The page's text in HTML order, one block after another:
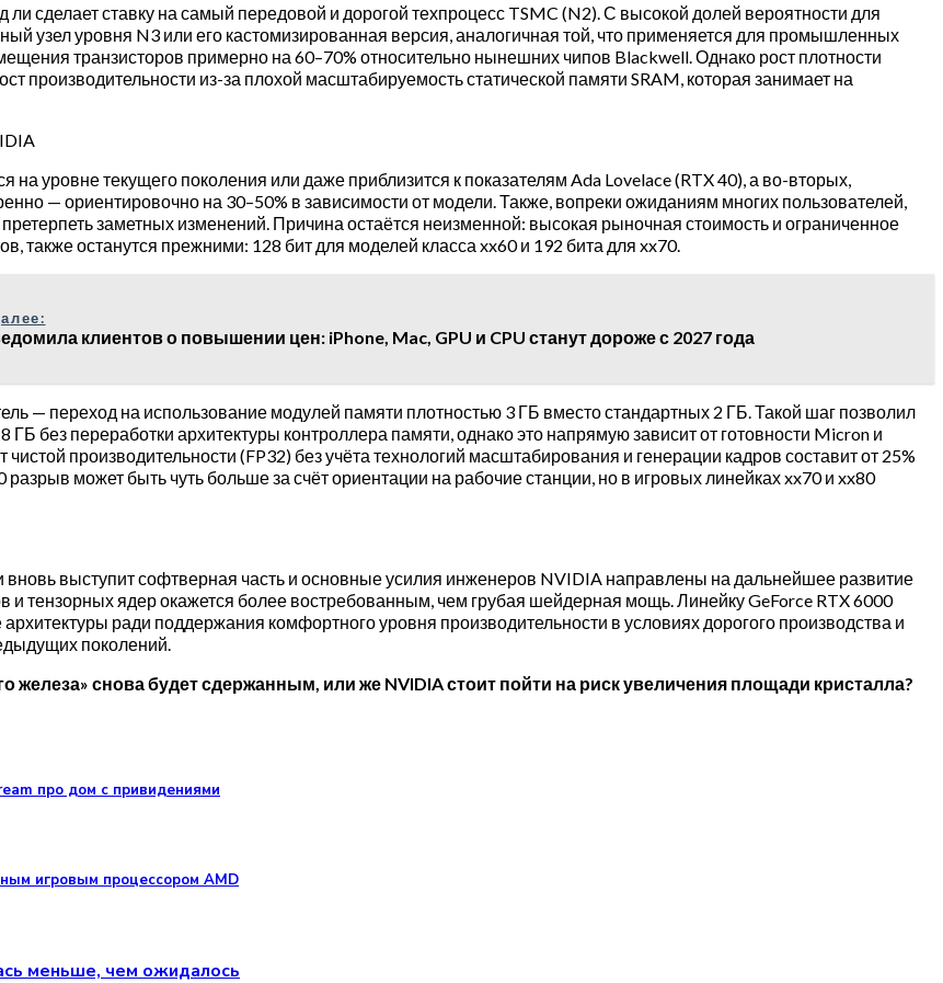
сделает ставку на самый передовой и дорогой техпроцесс TSMC (N2). С высокой долей вероятности для
узел уровня N3 или его кастомизированная версия, аналогичная той, что применяется для промышленных
транзисторов примерно на 60–70% относительно нынешних чипов Blackwell. Однако рост плотности
производительности из-за плохой масштабируемость статической памяти SRAM, которая занимает на
уровне текущего поколения или даже приблизится к показателям Ada Lovelace (RTX 40), а во-вторых,
— ориентировочно на 30–50% в зависимости от модели. Также, вопреки ожиданиям многих пользователей,
заметных изменений. Причина остаётся неизменной: высокая рыночная стоимость и ограниченное
также останутся прежними: 128 бит для моделей класса xx60 и 192 бита для xx70.
клиентов о повышении цен: iPhone, Mac, GPU и CPU станут дороже с 2027 года
— переход на использование модулей памяти плотностью 3 ГБ вместо стандартных 2 ГБ. Такой шаг позволил
без переработки архитектуры контроллера памяти, однако это напрямую зависит от готовности Micron и
производительности (FP32) без учёта технологий масштабирования и генерации кадров составит от 25%
может быть чуть больше за счёт ориентации на рабочие станции, но в игровых линейках xx70 и xx80
выступит софтверная часть и основные усилия инженеров NVIDIA направлены на дальнейшее развитие
и тензорных ядер окажется более востребованным, чем грубая шейдерная мощь. Линейку GeForce RTX 6000
ради поддержания комфортного уровня производительности в условиях дорогого производства и
поколений.
железа» снова будет сдержанным, или же NVIDIA стоит пойти на риск увеличения площади кристалла?
про дом с привидениями
игровым процессором AMD
меньше, чем ожидалось